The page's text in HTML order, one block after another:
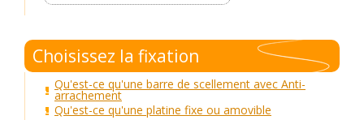
Choisissez la fixation
Qu'est-ce qu'une barre de scellement avec Anti-
arrachement
Qu'est-ce qu'une platine fixe ou amovible